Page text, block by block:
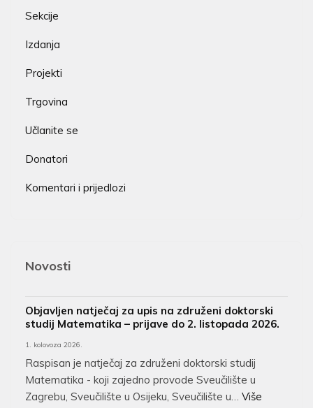
Sekcije
Izdanja
Projekti
Trgovina
Učlanite se
Donatori
Komentari i prijedlozi
Novosti
Objavljen natječaj za upis na združeni doktorski
studij Matematika – prijave do 2. listopada 2026.
1. kolovoza 2026.
Raspisan je natječaj za združeni doktorski studij
Matematika - koji zajedno provode Sveučilište u
Zagrebu, Sveučilište u Osijeku, Sveučilište u… Više